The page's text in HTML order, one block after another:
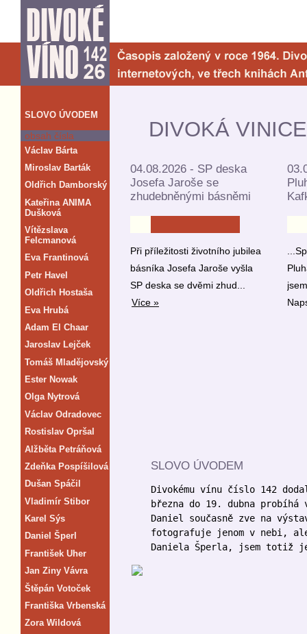
SLOVO ÚVODEM
obsah čísla
Václav Bárta
Miroslav Barták
Oldřich Damborský
Kateřina ANIMA
Dušková
Vítězslava
Felcmanová
Eva Frantinová
Petr Havel
Oldřich Hostaša
Eva Hrubá
Adam El Chaar
Jaroslav Lejček
Tomáš Mladějovský
Ester Nowak
Olga Nytrová
Václav Odradovec
Rostislav Opršal
Alžběta Petráňová
Zdeňka Pospíšilová
Dušan Spáčil
Vladimír Stibor
Karel Sýs
Daniel Šperl
František Uher
Jan Ziny Vávra
Štěpán Votoček
Františka Vrbenská
Zora Wildová
DIVOKÁ
04.08.2026 - SP deska
Josefa Jaroše se
zhudebněnými básněmi
Při příležitosti životního jubilea
básníka Josefa Jaroše vyšla
SP deska se dvěmi zhud...
Více »
SLOVO ÚVODEM
Divokému vínu číslo 142
března do 19. dubna
Daniel současně zve na
fotografuje jenom v nebi,
Daniela Šperla, jsem totiž